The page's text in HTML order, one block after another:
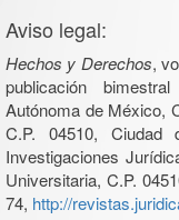
Aviso legal:
Hechos y Derechos,
publicación
Autónoma de México,
C.P. 04510,
Investigaciones
Universitaria, C.P.
74, http://